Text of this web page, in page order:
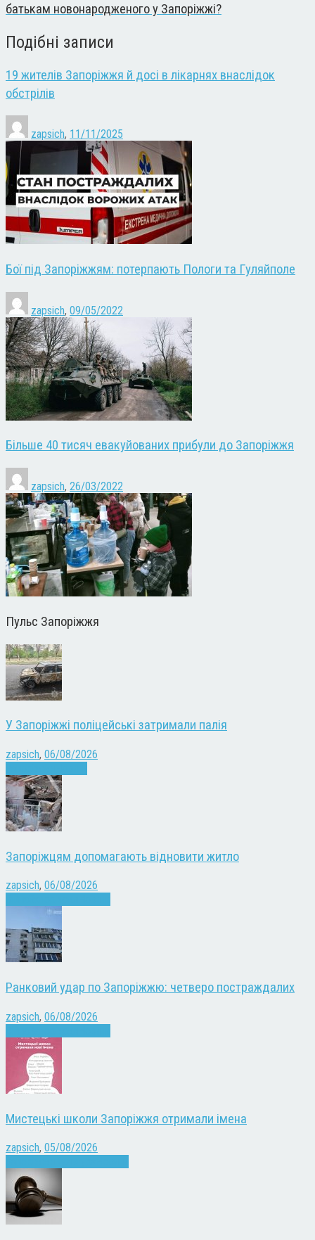
батькам новонародженого у Запоріжжі?
Подібні записи
19 жителів Запоріжжя й досі в лікарнях внаслідок
обстрілів
zapsich, 11/11/2025
Бої під Запоріжжям: потерпають Пологи та Гуляйполе
zapsich, 09/05/2022
Більше 40 тисяч евакуйованих прибули до Запоріжжя
zapsich, 26/03/2022
Пульс Запоріжжя
У Запоріжжі поліцейські затримали палія
zapsich, 06/08/2026
Запоріжцям допомагають відновити житло
zapsich, 06/08/2026
Ранковий удар по Запоріжжю: четверо постраждалих
zapsich, 06/08/2026
Мистецькі школи Запоріжжя отримали імена
zapsich, 05/08/2026